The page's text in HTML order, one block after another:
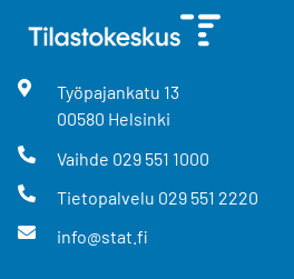
Työpajankatu 13
00580 Helsinki
Vaihde 029 551 1000
Tietopalvelu 029 551 2220
info@stat.fi